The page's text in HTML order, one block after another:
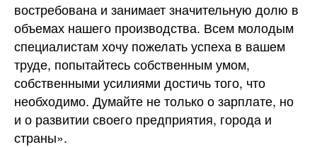
востребована и занимает значительную долю в
объемах нашего производства. Всем молодым
специалистам хочу пожелать успеха в вашем
труде, попытайтесь собственным умом,
собственными усилиями достичь того, что
необходимо. Думайте не только о зарплате, но
и о развитии своего предприятия, города и
страны».